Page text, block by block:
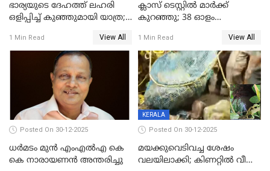
ഭാര്യയുടെ ദേഹത്ത് ലഹരി
ഒളിപ്പിച്ച് കുഞ്ഞുമായി യാത്ര;
പിടികൂടി പൊലീസ്
1 Min Read View All
ക്ലാസ് ടെസ്റ്റിൽ മാർക്ക്
കുറഞ്ഞു; 38 ഓളം
സെന്ററിലെ അധ്യാപകന്‍
മർദിച്ചതായി പരാതി
1 Min Read View All
Posted On 30-12-2025
ധർമടം മുൻ എംഎല്‍എ കെ
കെ നാരായണന്‍ അന്തരിച്ചു
KERALA
Posted On 30-12-2025
മയക്കുവെടിവച്ച ശേഷം
വലയിലാക്കി; കിണറ്റിൽ വീണ